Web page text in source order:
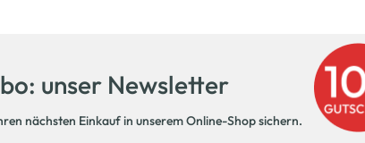
unser Newsletter
nächsten Einkauf in unserem Online-Shop sichern.